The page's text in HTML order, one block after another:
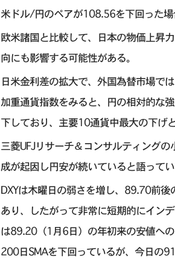
米ドル/円のペアが108.56を下回った場
欧米諸国と比較して、日本の物価上昇
向にも影響する可能性がある。
日米金利差の拡大で、外国為替市場で
加重通貨指数をみると、円の相対的な
下しており、主要10通貨中最大の下げと
三菱UFJリサーチ＆コンサルティング
成が起因し円安が続いていると語ってい
DXYは木曜日の弱さを増し、89.70前
あり、したがって非常に短期的にイン
は89.20（1月6日）の年初来の安値へ
200日SMAを下回っているが、今日の